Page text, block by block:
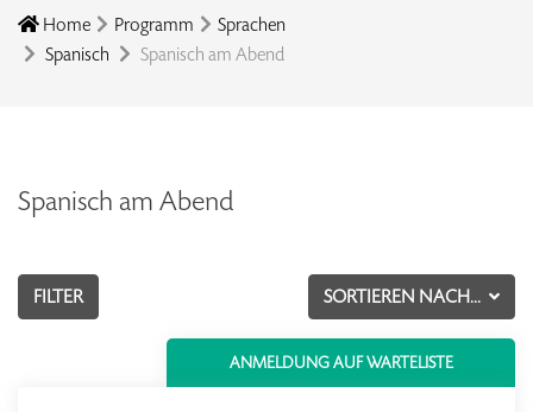
Home Programm
Sprachen
Spanisch
Spanisch am Abend
Spanisch am Abend
SORTIEREN NACH...
FILTER
ANMELDUNG AUF WARTELISTE